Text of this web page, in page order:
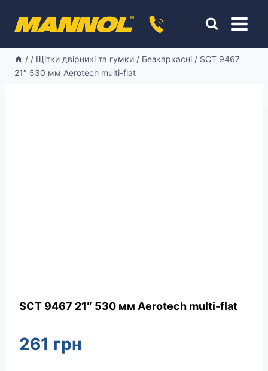
/ / Щітки двірникі та гумки / Безкаркасні / SCT 9467
21″ 530 мм Aerotech multi-flat
SCT 9467 21″ 530 мм Aerotech multi-flat
261 грн